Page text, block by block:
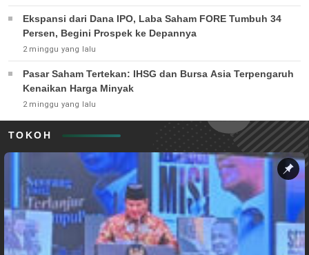
Ekspansi dari Dana IPO, Laba Saham FORE Tumbuh 34
Persen, Begini Prospek ke Depannya
2 minggu yang lalu
Pasar Saham Tertekan: IHSG dan Bursa Asia Terpengaruh
Kenaikan Harga Minyak
2 minggu yang lalu
TOKOH